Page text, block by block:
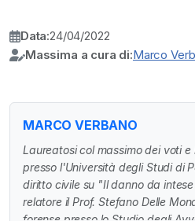
Data:24/04/2022
Massima a cura di:Marco
MARCO VERBANO
Laureatosi col massimo dei voti
presso l'Università degli Studi di
diritto civile su "Il danno da
relatore il Prof. Stefano Delle